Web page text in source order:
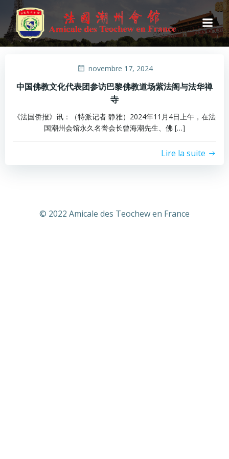
au
contenu
novembre 17, 2024
中国佛教文化代表团参访巴黎佛教道场紫法阁与法华禅
寺
《法国侨报》讯：（特派记者 静雅）2024年11月4日上午，在法
国潮州会馆永久名誉会长曾海潮先生、佛 […]
Lire la suite
© 2022 Amicale des Teochew en France